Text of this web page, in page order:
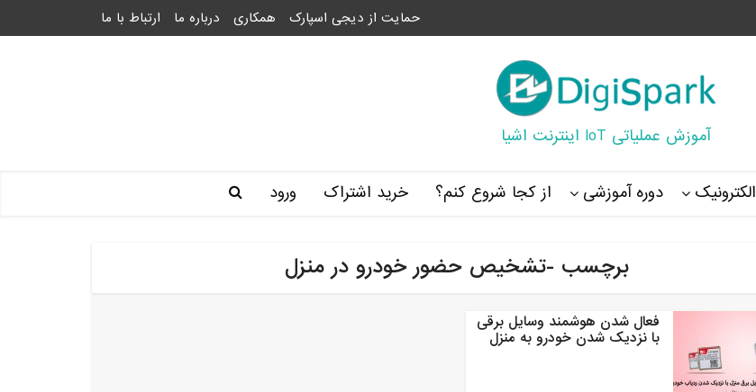
حمایت از دیجی اسپارک همکاری درباره ما ارتباط با ما
آموزش عملیاتی IoT اینترنت اشیا
الکترونیک دوره آموزشی از کجا شروع کنم؟ خرید اشتراک ورود
برچسب -تشخیص حضور خودرو در منزل
فعال شدن هوشمند وسایل برقی
با نزدیک شدن خودرو به منزل